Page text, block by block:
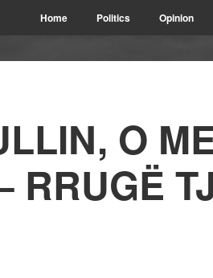
Home Politics Opinion
O
RRUGË